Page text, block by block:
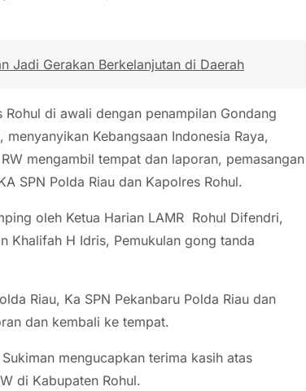
Jadi Gerakan Berkelanjutan di Daerah
di awali dengan penampilan Gondang
Kebangsaan Indonesia Raya,
mengambil tempat dan laporan, pemasangan
SPN Polda Riau dan Kapolres Rohul.
oleh Ketua Harian LAMR Rohul Difendri,
Khalifah H Idris, Pemukulan gong tanda
Riau, Ka SPN Pekanbaru Polda Riau dan
dan kembali ke tempat.
mengucapkan terima kasih atas
di Kabupaten Rohul.